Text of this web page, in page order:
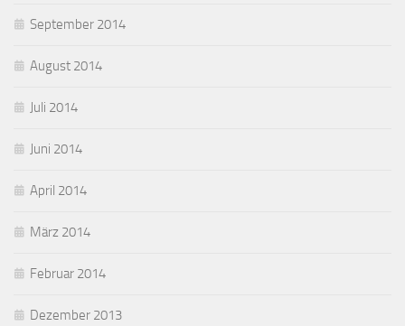
September 2014
August 2014
Juli 2014
Juni 2014
April 2014
März 2014
Februar 2014
Dezember 2013